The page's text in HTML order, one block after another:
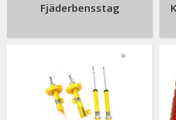
Fjäderbensstag